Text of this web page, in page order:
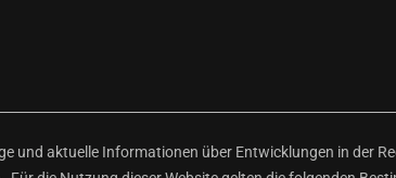
und aktuelle Informationen über Entwicklungen in der